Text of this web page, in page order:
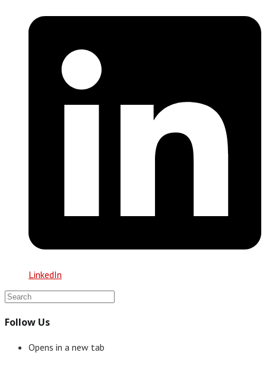
LinkedIn
Follow Us
Opens in a new tab